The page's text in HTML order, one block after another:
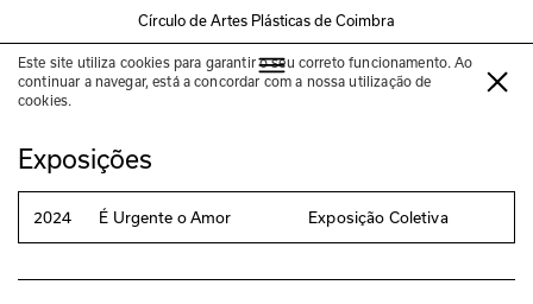
Círculo de Artes Plásticas de Coimbra
Este site utiliza cookies para garantir o seu correto funcionamento. Ao
continuar a navegar, está a concordar com a nossa utilização de
cookies.
Cláudia Santos
Exposições
2024 É Urgente o Amor Exposição Coletiva